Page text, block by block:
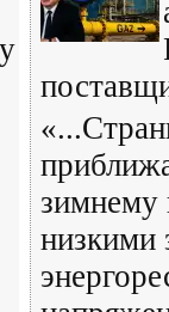
зимнему
низкими